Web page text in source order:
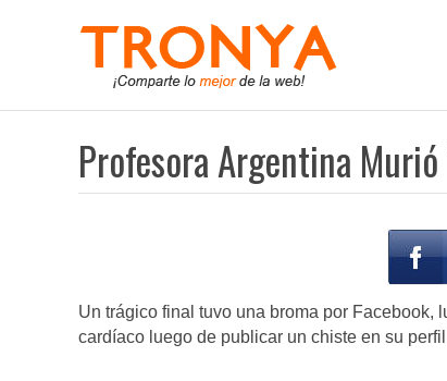
Profesora Argentina
Un trágico final tuvo una broma por Facebook,
cardíaco luego de publicar un chiste en su